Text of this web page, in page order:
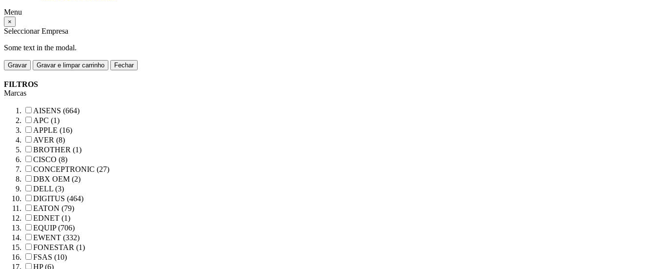
Menu
×
Seleccionar Empresa
Some text in the modal.
Gravar Gravar e limpar carrinho Fechar
FILTROS
Marcas
AISENS (664)
APC (1)
APPLE (16)
AVER (8)
BROTHER (1)
CISCO (8)
CONCEPTRONIC (27)
DBX OEM (2)
DELL (3)
DIGITUS (464)
EATON (79)
EDNET (1)
EQUIP (706)
EWENT (332)
FONESTAR (1)
FSAS (10)
HP (6)